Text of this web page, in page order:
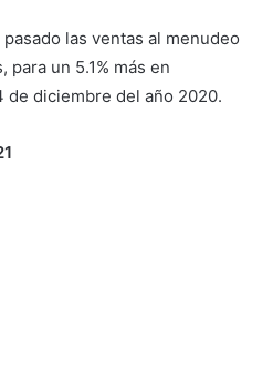
las ventas al menudeo
un 5.1% más en
de diciembre del año 2020.